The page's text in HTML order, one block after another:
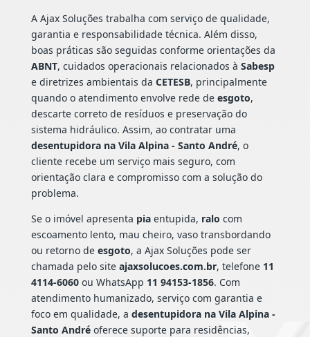
A Ajax Soluções trabalha com serviço de qualidade,
garantia e responsabilidade técnica. Além disso,
boas práticas são seguidas conforme orientações da
ABNT, cuidados operacionais relacionados à Sabesp
e diretrizes ambientais da CETESB, principalmente
quando o atendimento envolve rede de esgoto,
descarte correto de resíduos e preservação do
sistema hidráulico. Assim, ao contratar uma
desentupidora na Vila Alpina - Santo André, o
cliente recebe um serviço mais seguro, com
orientação clara e compromisso com a solução do
problema.
Se o imóvel apresenta piaentupida, ralo com
escoamento lento, mau cheiro, vaso transbordando
ou retorno de esgoto, a Ajax Soluções pode ser
chamada pelo site ajaxsolucoes.com.br, telefone 11
4114-6060ou WhatsApp 11 94153-1856. Com
atendimento humanizado, serviço com garantia e
foco em qualidade, a desentupidora na Vila Alpina -
Santo Andréoferece suporte para residências,